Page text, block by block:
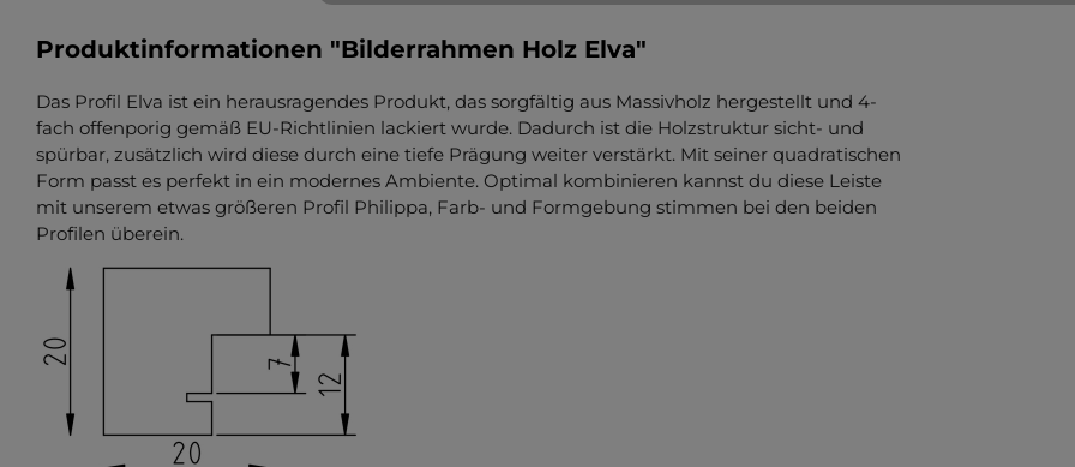
Produktinformationen "Bilderrahmen Holz Elva"
Das Profil Elva ist ein herausragendes Produkt, das sorgfältig aus Massivholz hergestellt und 4-
fach offenporig gemäß EU-Richtlinien lackiert wurde. Dadurch ist die Holzstruktur sicht- und
spürbar, zusätzlich wird diese durch eine tiefe Prägung weiter verstärkt. Mit seiner quadratischen
Form passt es perfekt in ein modernes Ambiente. Optimal kombinieren kannst du diese Leiste
mit unserem etwas größeren Profil Philippa, Farb- und Formgebung stimmen bei den beiden
Profilen überein.